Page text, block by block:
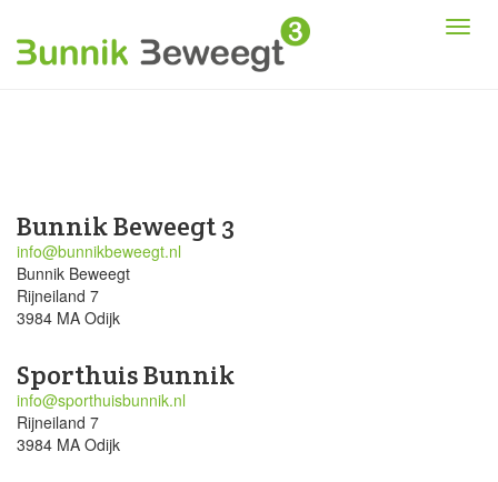
Bunnik Beweegt 3
info@bunnikbeweegt.nl
Bunnik Beweegt
Rijneiland 7
3984 MA Odijk
Sporthuis Bunnik
info@sporthuisbunnik.nl
Rijneiland 7
3984 MA Odijk